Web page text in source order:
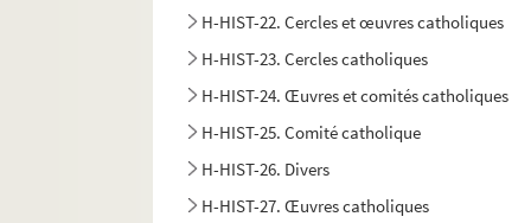
H-HIST-22. Cercles et œuvres catholiques
H-HIST-23. Cercles catholiques
H-HIST-24. Œuvres et comités catholiques
H-HIST-25. Comité catholique
H-HIST-26. Divers
H-HIST-27. Œuvres catholiques